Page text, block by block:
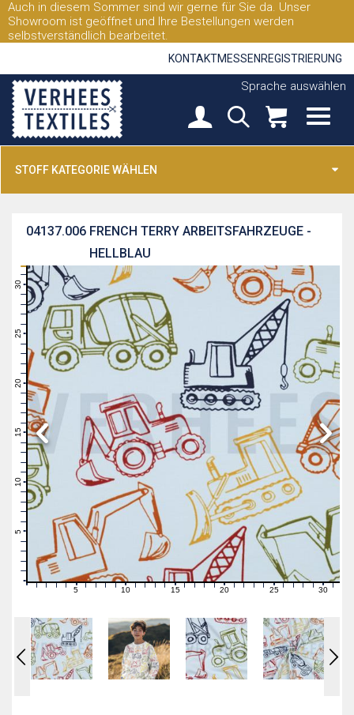
Auch in diesem Sommer sind wir gerne für Sie da. Unser
Showroom ist geöffnet und Ihre Bestellungen werden
selbstverständlich bearbeitet.
KONTAKTMESSEN REGISTRIERUNG
Sprache auswählen
STOFF KATEGORIE WÄHLEN
FRENCH TERRY ARBEITSFAHRZEUGE -
HELLBLAU
04137.006
7
8
9
10
11
12
14
15
16
17
18
19
20
21
22
23
24
26
28
29
30
31
1 2 3 4 5 6 7 891011121314 151617181920 21222324 26272829 31